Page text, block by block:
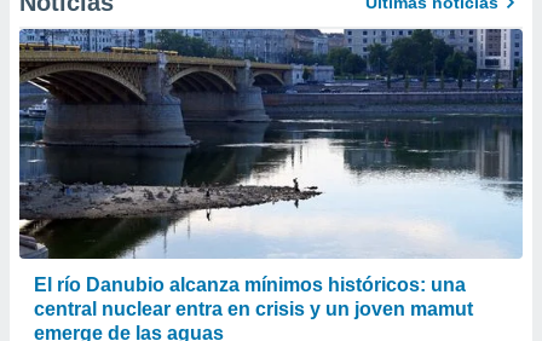
El río Danubio alcanza mínimos históricos: una
central nuclear entra en crisis y un joven mamut
emerge de las aguas